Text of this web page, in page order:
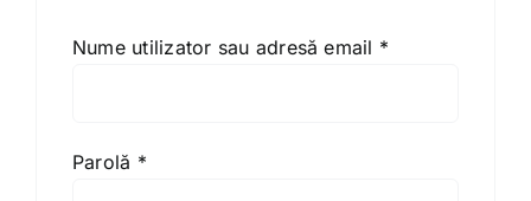
Nume utilizator sau adresă email *
Parolă *Obligatoriu